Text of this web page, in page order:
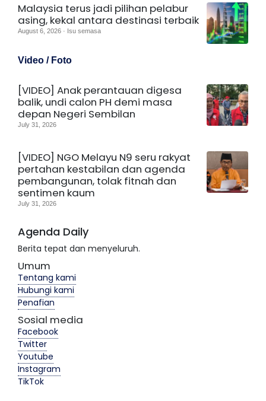
Malaysia terus jadi pilihan pelabur
asing, kekal antara destinasi terbaik
August 6, 2026 · Isu semasa
Video / Foto
[VIDEO] Anak perantauan digesa
balik, undi calon PH demi masa
depan Negeri Sembilan
July 31, 2026
[VIDEO] NGO Melayu N9 seru rakyat
pertahan kestabilan dan agenda
pembangunan, tolak fitnah dan
sentimen kaum
July 31, 2026
Agenda Daily
Berita tepat dan menyeluruh.
Umum
Tentang kami
Hubungi kami
Penafian
Sosial media
Facebook
Twitter
Youtube
Instagram
TikTok